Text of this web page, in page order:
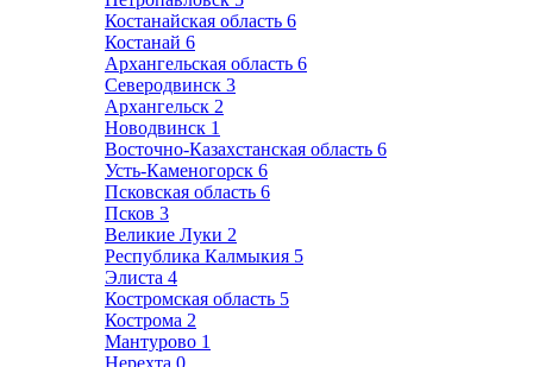
Костанайская область 6
Костанай 6
Архангельская область 6
Северодвинск 3
Архангельск 2
Новодвинск 1
Восточно-Казахстанская область 6
Усть-Каменогорск 6
Псковская область 6
Псков 3
Великие Луки 2
Республика Калмыкия 5
Элиста 4
Костромская область 5
Кострома 2
Мантурово 1
Нерехта 0